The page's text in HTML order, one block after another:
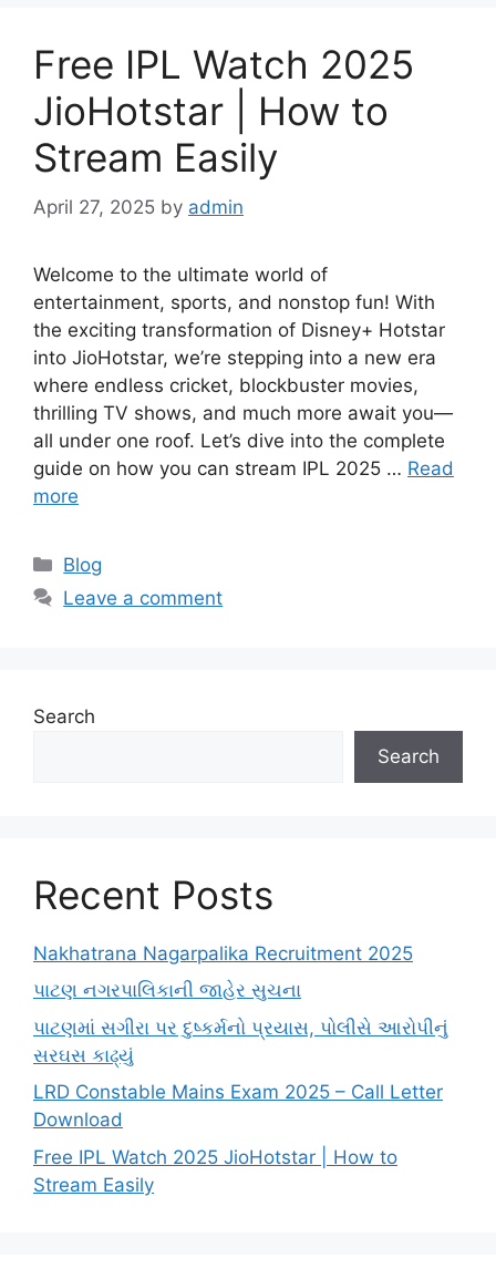
Free IPL Watch 2025
JioHotstar | How to
Stream Easily
April 27, 2025 by admin
Welcome to the ultimate world of
entertainment, sports, and nonstop fun! With
the exciting transformation of Disney+ Hotstar
into JioHotstar, we’re stepping into a new era
where endless cricket, blockbuster movies,
thrilling TV shows, and much more await you—
all under one roof. Let’s dive into the complete
guide on how you can stream IPL 2025 … Read
more
Categories
Blog
Leave a comment
Search
Search
Recent Posts
Nakhatrana Nagarpalika Recruitment 2025
પાટણ નગરપાલિકાની જાહેર સુચના
પાટણમાં સગીરા પર દુષ્કર્મનો પ્રયાસ, પોલીસે આરોપીનું
સરઘસ કાઢ્યું
LRD Constable Mains Exam 2025 – Call Letter
Download
Free IPL Watch 2025 JioHotstar | How to
Stream Easily